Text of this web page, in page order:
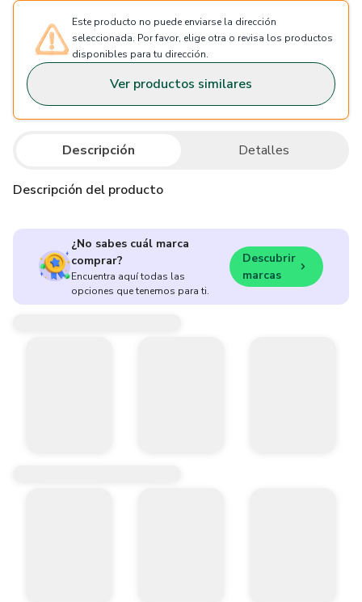
Este producto no puede enviarse la dirección
seleccionada. Por favor, elige otra o revisa los productos
disponibles para tu dirección.
Ver productos similares
Descripción Detalles
Descripción del producto
¿No sabes cuál marca
comprar?
Encuentra aquí todas las
opciones que tenemos para ti.
Descubrir
marcas